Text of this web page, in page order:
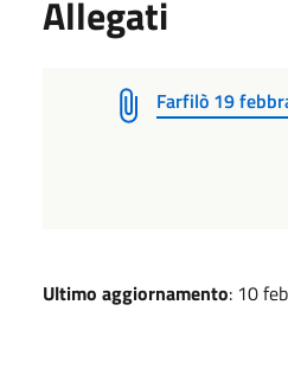
Allegati
Farfilò 19
Ultimo aggiornamento: 10